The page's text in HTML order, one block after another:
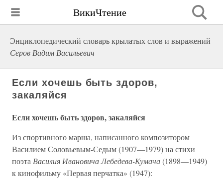
ВикиЧтение
Энциклопедический словарь крылатых слов и выражений
Серов Вадим Васильевич
Если хочешь быть здоров,
закаляйся
Если хочешь быть здоров, закаляйся
Из спортивного марша, написанного композитором
Василием Соловьевым-Седым (1907—1979) на стихи
поэта Василия Ивановича Лебедева-Кумача(1898—1949)
к кинофильму «Первая перчатка» (1947):